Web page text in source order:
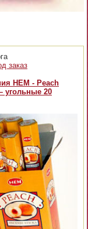
заказ
HEM - Peach
угольные 20